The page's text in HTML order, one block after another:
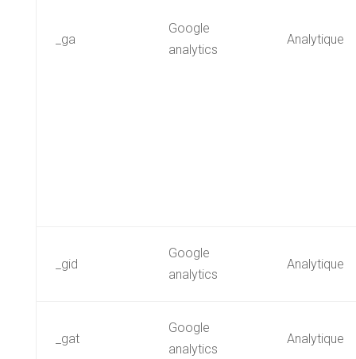
_ga
Google
analytics
Analytique
_gid
Google
analytics
Analytique
_gat
Google
analytics
Analytique